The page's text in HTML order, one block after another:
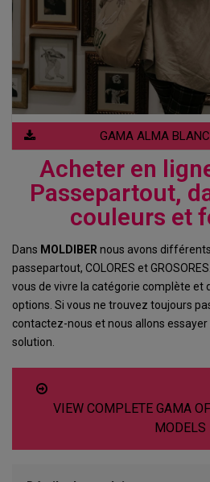
GAMA ALMA
Acheter en
Passepartout,
couleurs et
Dans MOLDIBER nous avons
passepartout, COLORES et
vous de vivre la catégorie complète et
options. Si vous ne trouvez toujours
contactez-nous et nous allons essayer
solution.
VIEW COMPLETE GAMA
MODELS